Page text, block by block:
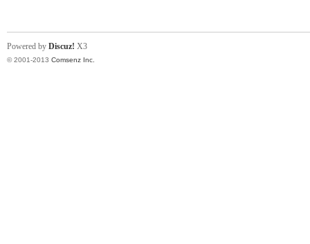
Powered by Discuz! X3
© 2001-2013 Comsenz Inc.